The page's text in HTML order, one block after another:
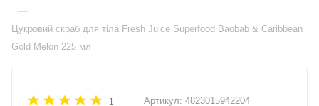
—
Цукровий скраб для тіла Fresh Juice Superfood Baobab & Caribbean
Gold Melon 225 мл
1 Артикул: 4823015942204